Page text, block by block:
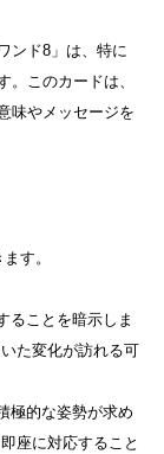
ンド8」は、特に
。このカードは、
味やメッセージを
す。
ることを暗示しま
た変化が訪れる可
極的な姿勢が求め
座に対応すること